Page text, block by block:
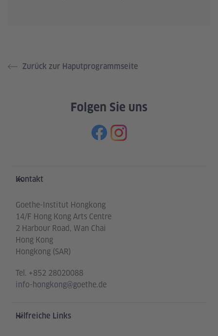
Zurück zur Haputprogrammseite
Folgen Sie uns
Service- und Informationsbereich
Kontakt
Goethe-Institut Hongkong
14/F Hong Kong Arts Centre
2 Harbour Road, Wan Chai
Hong Kong
Hongkong (SAR)
Tel. +852 28020088
info-hongkong@goethe.de
Hilfreiche Links